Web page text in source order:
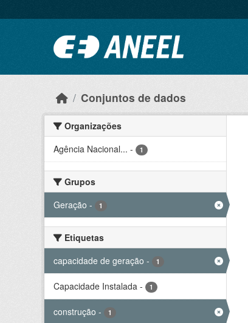
Conjuntos de dados
Organizações
Agência Nacional... - 1
Grupos
Geração - 1
Etiquetas
capacidade de geração - 1
Capacidade Instalada - 1
construção - 1